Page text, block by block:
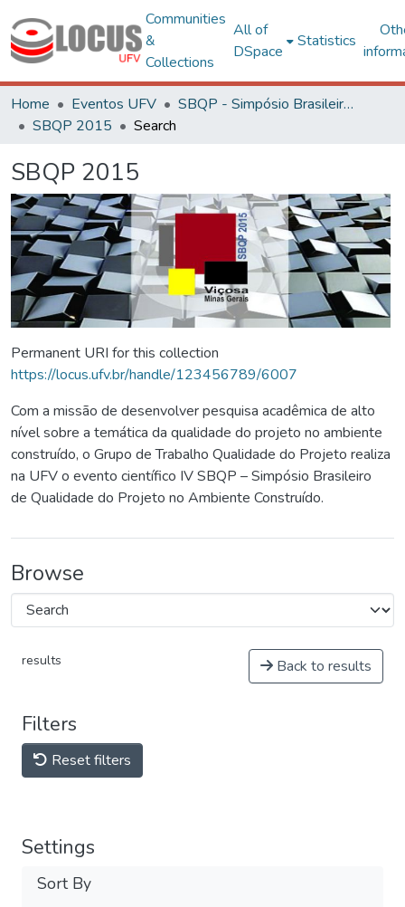
Communities
&
Collections
All of
DSpace
Statistics
Home Eventos UFV
SBQP - Simpósio Brasileiro de Qualidade do Projeto no Ambiente Construído
SBQP 2015
Search
SBQP 2015
Permanent URI for this collection
https://locus.ufv.br/handle/123456789/6007
Com a missão de desenvolver pesquisa acadêmica de alto
nível sobre a temática da qualidade do projeto no ambiente
construído, o Grupo de Trabalho Qualidade do Projeto realiza
na UFV o evento científico IV SBQP – Simpósio Brasileiro
de Qualidade do Projeto no Ambiente Construído.
Browse
results Back to results
Filters
Reset filters
Settings
Sort By